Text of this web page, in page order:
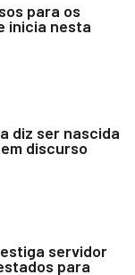
para os
inicia nesta
diz ser nascida
discurso
servidor
para